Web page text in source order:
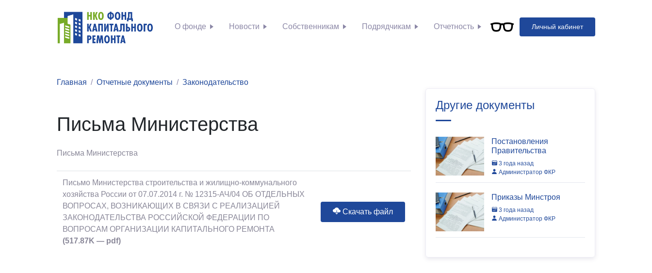
О фонде Новости Собственникам Подрядчикам Отчетность Личный кабинет
Главная Отчетные документы Законодательство
Письма Министерства
Письма Министерства
Письмо Министерства строительства и жилищно-коммунального
хозяйства России от 07.07.2014 г. № 12315-АЧ/04 ОБ ОТДЕЛЬНЫХ
ВОПРОСАХ, ВОЗНИКАЮЩИХ В СВЯЗИ С РЕАЛИЗАЦИЕЙ
ЗАКОНОДАТЕЛЬСТВА РОССИЙСКОЙ ФЕДЕРАЦИИ ПО
ВОПРОСАМ ОРГАНИЗАЦИИ КАПИТАЛЬНОГО РЕМОНТА
(517.87K — pdf)
Скачать файл
Другие документы
Постановления
Правительства
3 года назад
Администратор ФКР
Приказы Минстроя
3 года назад
Администратор ФКР